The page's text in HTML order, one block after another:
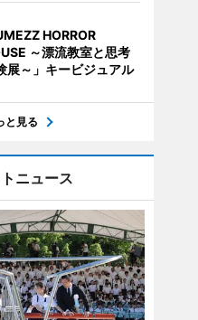
HORROR
～漂流教室と思考
展～」キービジュアル
と見る
ニュース